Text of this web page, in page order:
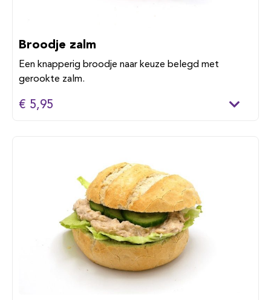
Broodje zalm
Een knapperig broodje naar keuze belegd met
gerookte zalm.
€ 5,95